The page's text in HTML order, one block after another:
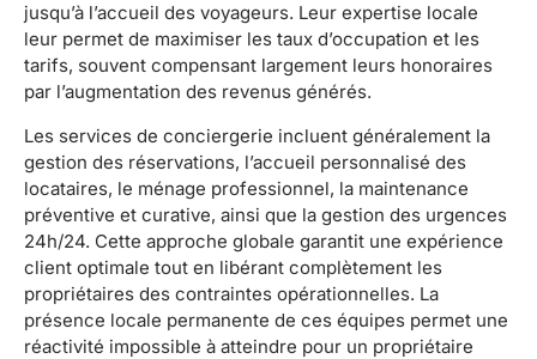
jusqu’à l’accueil des voyageurs. Leur expertise locale
leur permet de maximiser les taux d’occupation et les
tarifs, souvent compensant largement leurs honoraires
par l’augmentation des revenus générés.
Les services de conciergerie incluent généralement la
gestion des réservations, l’accueil personnalisé des
locataires, le ménage professionnel, la maintenance
préventive et curative, ainsi que la gestion des urgences
24h/24. Cette approche globale garantit une expérience
client optimale tout en libérant complètement les
propriétaires des contraintes opérationnelles. La
présence locale permanente de ces équipes permet une
réactivité impossible à atteindre pour un propriétaire